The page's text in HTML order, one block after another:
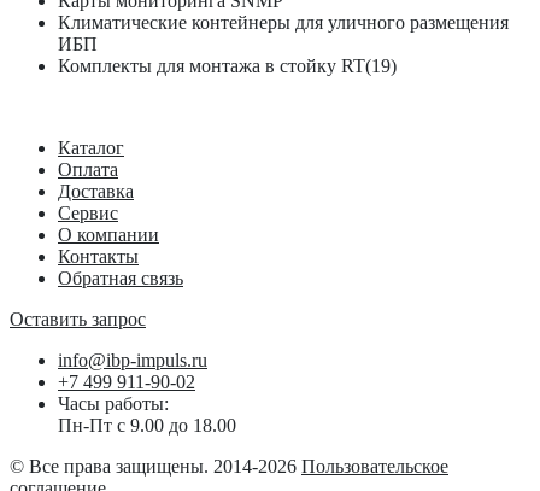
Климатические контейнеры для уличного размещения
ИБП
Комплекты для монтажа в стойку RT(19)
Каталог
Оплата
Доставка
Сервис
О компании
Контакты
Обратная связь
Оставить запрос
info@ibp-impuls.ru
+7 499 911-90-02
Часы работы:
Пн-Пт с 9.00 до 18.00
© Все права защищены. 2014-2026 Пользовательское